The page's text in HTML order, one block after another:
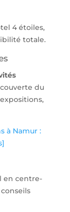
4 étoiles,
totale.
du
à Namur :
en centre-